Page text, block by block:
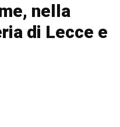
nella
di Lecce e